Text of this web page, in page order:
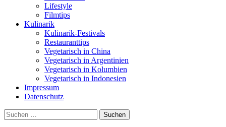
Lifestyle
Filmtips
Kulinarik
Kulinarik-Festivals
Restauranttips
Vegetarisch in China
Vegetarisch in Argentinien
Vegetarisch in Kolumbien
Vegetarisch in Indonesien
Impressum
Datenschutz
Suchen
nach: